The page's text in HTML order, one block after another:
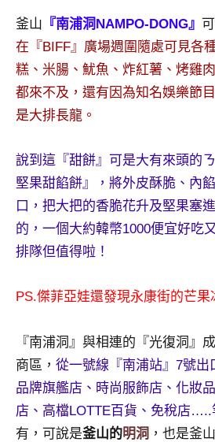
發
會
及
活
動
學
校
企
業
講
落
及
旅
雜
誌
專
釜山 『南浦洞NAMPO-DONG』
在『BIFF』廣場週圍隨處可見各
糕、米腸、魷魚、炸紅薯、烤雞
都來不及，還有因為知名娛樂節
是大排長龍。
說到這『甜餅』可是大有來頭的
堅果甜餡餅』，將外皮酥脆、內
口，把大把的香脆花升及堅果塞
的，一個大約韓幣1000便宜好吃
排隊但值得啦！
PS.傑菲亞娃還發現永康街的芒果
『南浦洞』與相連的『光復洞』
商區， 從一號線『南浦站』7號出
品牌旗艦店、時尚服飾店、化妝
店、高檔LOTTE百貨、免稅店…..
有，可說是釜山的明洞 ，也是釜